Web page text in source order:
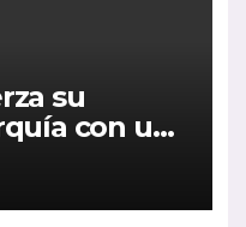
su
con un